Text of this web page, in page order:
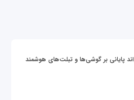
پایانی بر گوشی‌ها و تبلت‌های هوشمند